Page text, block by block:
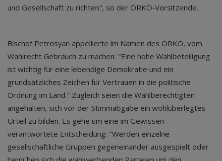
und Gesellschaft zu richten", so der ÖRKÖ-Vorsitzende.
Bischof Petrosyan appellierte im Namen des ÖRKÖ, vom
Wahlrecht Gebrauch zu machen: "Eine hohe Wahlbeteiligung
ist wichtig für eine lebendige Demokratie und ein
grundsätzliches Zeichen für Vertrauen in die politische
Ordnung im Land." Zugleich seien die Wahlberechtigten
angehalten, sich vor der Stimmabgabe ein wohlüberlegtes
Urteil zu bilden. Es gehe um eine im Gewissen
verantwortete Entscheidung: "Werden einzelne
gesellschaftliche Gruppen gegeneinander ausgespielt oder